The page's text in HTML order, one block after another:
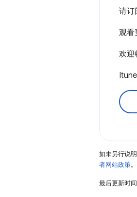
请
观看
欢迎
如未另行说
者网站政策
最后更新时